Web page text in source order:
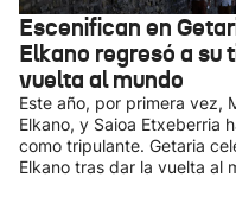
Escenifican en
Elkano regresó a su
vuelta al mundo
Este año, por primera vez,
Elkano, y Saioa Etxeberria
como tripulante. Getaria
Elkano tras dar la vuelta al